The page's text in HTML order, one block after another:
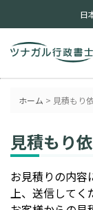
日
ホーム > 見積もり
見積もり
お見積りの内容
上、送信してく